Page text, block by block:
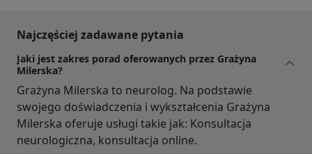
Najczęściej zadawane pytania
Jaki jest zakres porad oferowanych przez Grażyna
Milerska?
Grażyna Milerska to neurolog. Na podstawie
swojego doświadczenia i wykształcenia Grażyna
Milerska oferuje usługi takie jak: Konsultacja
neurologiczna, konsultacja online.